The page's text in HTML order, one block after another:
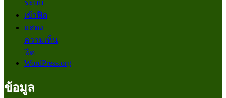
ระบบ
เข้าฟีด
แสดง
ความเห็น
ฟีด
WordPress.org
ข้อมูล